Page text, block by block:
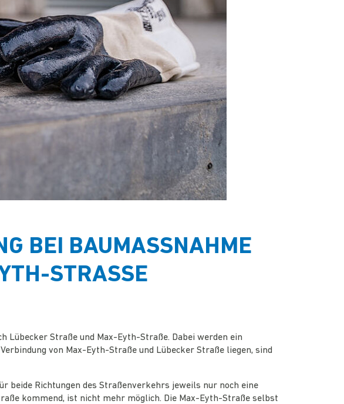
BEI BAUMASSNAHME I
STRASSE
Lübecker Straße und Max-Eyth-Straße. Dabei werden ein
von Max-Eyth-Straße und Lübecker Straße liegen, sind
beide Richtungen des Straßenverkehrs jeweils nur noch eine
kommend, ist nicht mehr möglich. Die Max-Eyth-Straße selbst